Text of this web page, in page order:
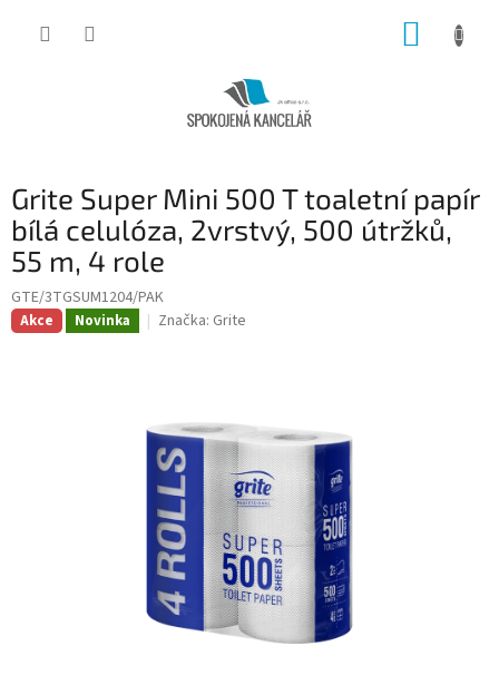
Grite Super Mini 500 T toaletní papír
bílá celulóza, 2vrstvý, 500 útržků,
55 m, 4 role
GTE/3TGSUM1204/PAK
Akce Novinka Značka: Grite